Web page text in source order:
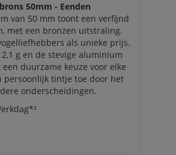
50mm - Eenden
van 50 mm toont een verfijnd
met een bronzen uitstraling.
als unieke prijs.
g en de stevige aluminium
duurzame keuze voor elke
persoonlijk tintje toe door het
onderscheidingen.